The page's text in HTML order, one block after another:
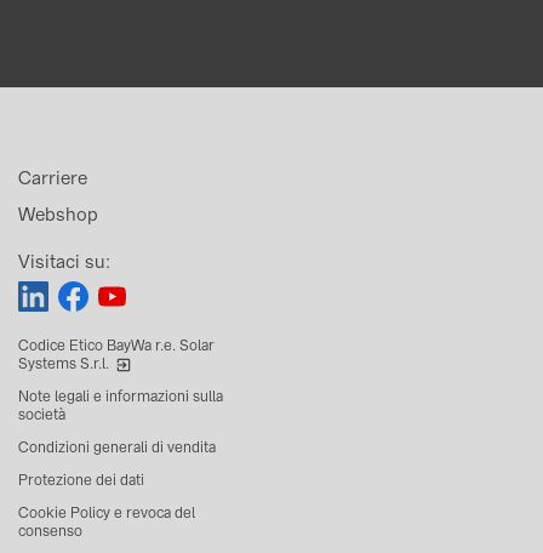
Webshop
Carriere
Visitaci su:
Codice Etico BayWa r.e. Solar
Systems S.r.l.
Note legali e informazioni sulla
società
Condizioni generali di vendita
Protezione dei dati
Cookie Policy e revoca del
consenso